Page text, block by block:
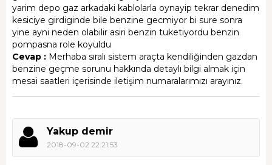
yarim depo gaz arkadaki kablolarla oynayip tekrar denedim
kesiciye girdiginde bile benzine gecmiyor bi sure sonra
yine ayni neden olabilir asiri benzin tuketiyordu benzin
pompasna role koyuldu
Cevap : Merhaba sıralı sistem araçta kendiliğinden gazdan
benzine geçme sorunu hakkında detaylı bilgi almak için
mesai saatleri içerisinde iletişim numaralarımızı arayınız.
Yakup demir
2018-09-02 22:21:53